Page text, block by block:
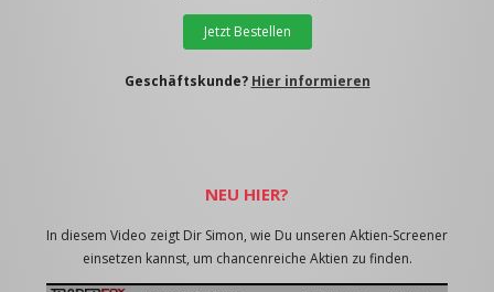
Jetzt Bestellen
Geschäftskunde? Hier informieren
NEU HIER?
In diesem Video zeigt Dir Simon, wie Du unseren Aktien-Screener
einsetzen kannst, um chancenreiche Aktien zu finden.